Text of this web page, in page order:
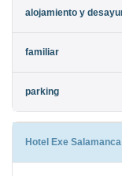
Hotel Exe Salamanca